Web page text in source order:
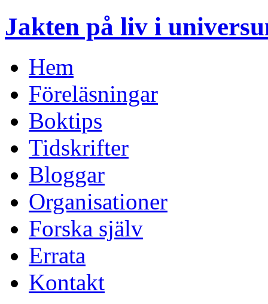
Jakten på liv i
Hem
Föreläsningar
Boktips
Tidskrifter
Bloggar
Organisationer
Forska själv
Errata
Kontakt